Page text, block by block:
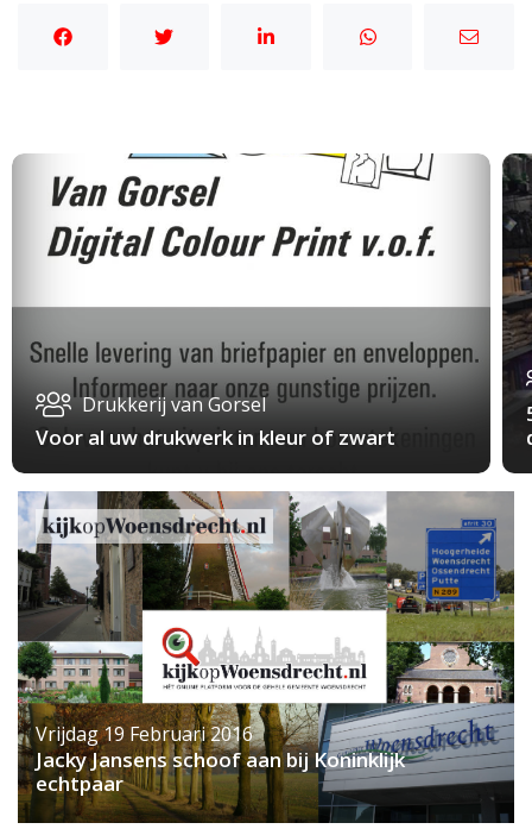
Drukkerij van Gorsel
Voor al uw drukwerk in kleur of zwart
Vrijdag 19 Februari 2016
Jacky Jansens schoof aan bij Koninklijk
echtpaar